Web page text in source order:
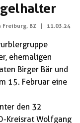
Freiburg, BZ 11.03.24
ehemaligen
Birger Bär und
15. Februar eine
den 32
Kreisrat Wolfgang